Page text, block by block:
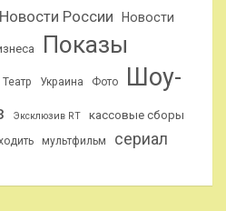
Новости России Новости
Показы
Театр Украина Фото
Шоу-
Эксклюзив RT кассовые сборы
мультфильм
сериал